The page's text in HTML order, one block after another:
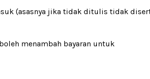
(asasnya jika tidak ditulis tidak
menambah bayaran untuk